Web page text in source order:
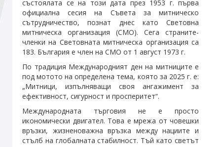
състоялата се на този дата през 1953 г. първа
официална сесия на Съвета за митническо
сътрудничество, познат днес като Световна
митническа организация (СМО). Сега страните-
членки на Световната митническа организация са
183. България е член на СМО от 1 август 1973 г.
По традиция Международният ден на митниците e
под мотото на определена тема, която за 2025 г. е:
„Митници, изпълняващи своя ангажимент за
ефективност, сигурност и просперитет“.
Международната търговия не е просто
икономически двигател. Това е мрежа от човешки
връзки, жизненоважна връзка между нациите и
стълб на глобалната стабилност. Тъй като светът